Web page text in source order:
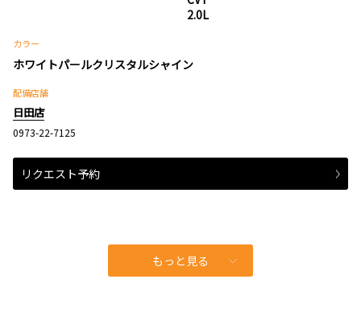
2.0L
カラー
ホワイトパールクリスタルシャイン
配備店舗
日田店
0973-22-7125
リクエスト予約
もっと見る